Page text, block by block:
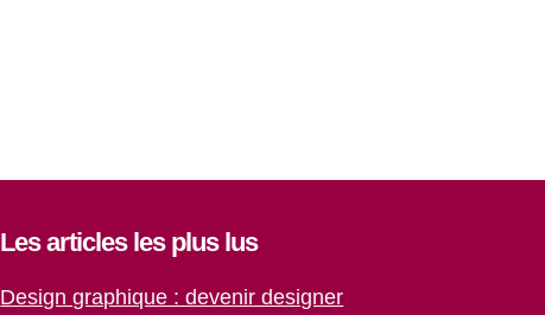
Les articles les plus lus
Design graphique : devenir designer